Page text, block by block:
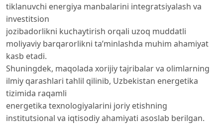
tiklanuvchi energiya manbalarini integratsiyalash va
investitsion
jozibadorlikni kuchaytirish orqali uzoq muddatli
moliyaviy barqarorlikni ta’minlashda muhim ahamiyat
kasb etadi.
Shuningdek, maqolada xorijiy tajribalar va olimlarning
ilmiy qarashlari tahlil qilinib, Uzbekistan energetika
tizimida raqamli
energetika texnologiyalarini joriy etishning
institutsional va iqtisodiy ahamiyati asoslab berilgan.